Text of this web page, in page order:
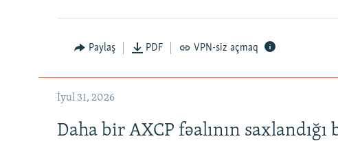
Paylaş PDF VPN-siz açmaq
İyul 31, 2026
Daha bir AXCP fəalının